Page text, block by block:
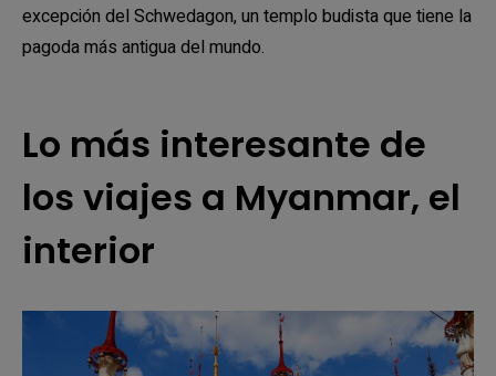
excepción del Schwedagon, un templo budista que tiene la
pagoda más antigua del mundo.
Lo más interesante de
los viajes a Myanmar, el
interior